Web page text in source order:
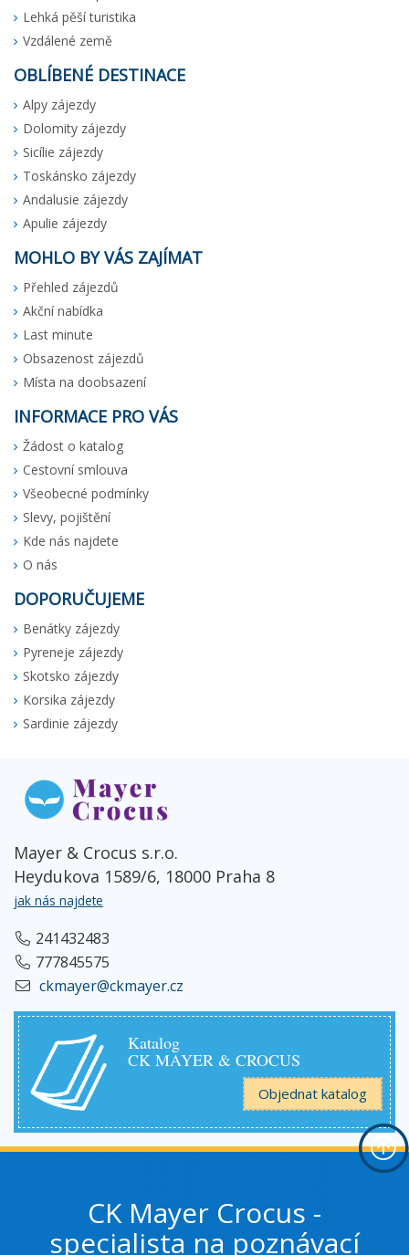
Lehká pěší turistika
Vzdálené země
OBLÍBENÉ DESTINACE
Alpy zájezdy
Dolomity zájezdy
Sicílie zájezdy
Toskánsko zájezdy
Andalusie zájezdy
Apulie zájezdy
MOHLO BY VÁS ZAJÍMAT
Přehled zájezdů
Akční nabídka
Last minute
Obsazenost zájezdů
Místa na doobsazení
INFORMACE PRO VÁS
Žádost o katalog
Cestovní smlouva
Všeobecné podmínky
Slevy, pojištění
Kde nás najdete
O nás
DOPORUČUJEME
Benátky zájezdy
Pyreneje zájezdy
Skotsko zájezdy
Korsika zájezdy
Sardinie zájezdy
Mayer & Crocus s.r.o.
Heydukova 1589/6, 18000 Praha 8
jak nás najdete
241432483
777845575
ckmayer@ckmayer.cz
Katalog
CK MAYER & CROCUS
Objednat katalog
CK Mayer Crocus -
specialista na poznávací